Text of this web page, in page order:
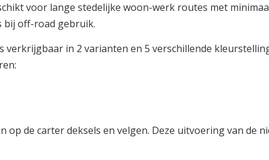
voor lange stedelijke woon-werk routes met
bij off-road gebruik.
verkrijgbaar in 2 varianten en 5 verschillende
op de carter deksels en velgen. Deze uitvoering van de